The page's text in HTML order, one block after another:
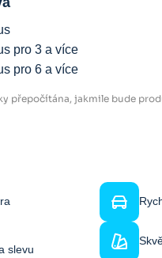
pro3 a více
pro6 a více
přepočítána, jakmile bude
slevu